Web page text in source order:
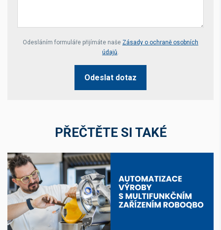
Your website *
Odesláním formuláře přijímáte naše Zásady o ochraně osobních
údajů
Odeslat dotaz
PŘEČTĚTE SI TAKÉ